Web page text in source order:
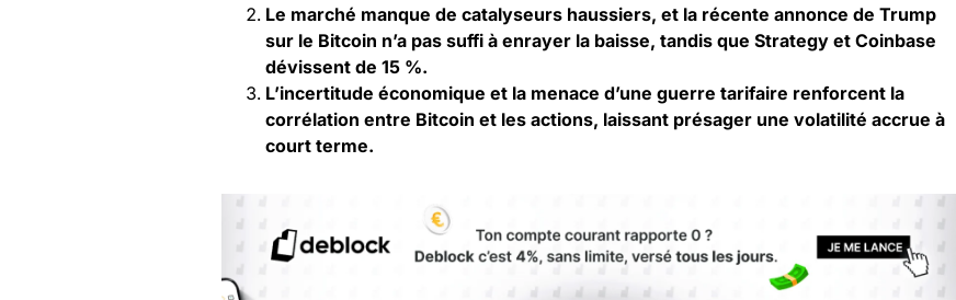
Le marché manque de catalyseurs haussiers, et la récente annonce de Trump
sur le Bitcoin n’a pas suffi à enrayer la baisse, tandis que Strategy et Coinbase
dévissent de 15 %.
L’incertitude économique et la menace d’une guerre tarifaire renforcent la
corrélation entre Bitcoin et les actions, laissant présager une volatilité accrue à
court terme.